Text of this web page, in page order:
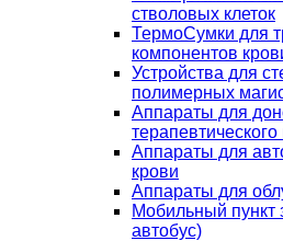
стволовых клеток
ТермоСумки для
компонентов
Устройства для
полимерных
Аппараты для
Аппараты для
крови
Аппараты для
Мобильный пункт
автобус)